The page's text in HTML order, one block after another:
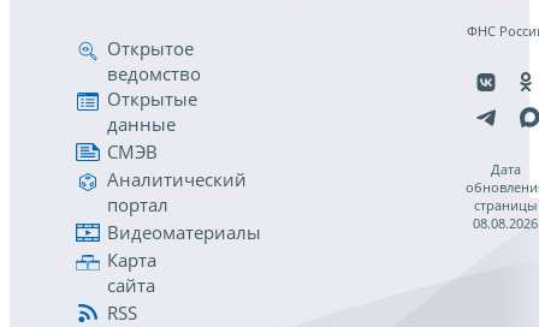
Открытое
ведомство
Открытые
данные
СМЭВ
Аналитический
портал
Видеоматериалы
Карта
сайта
RSS
ФНС
Дата
страницы
08.08.2026